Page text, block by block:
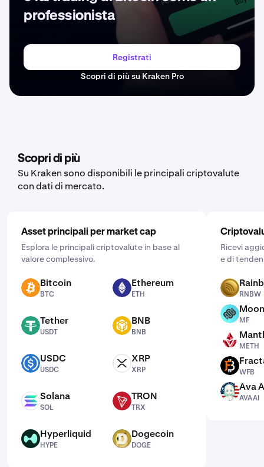
professionista
Registrati
Scopri di più su Kraken Pro
Scopri di più
Su Kraken sono disponibili le principali criptovalute
con dati di mercato.
Asset principali per market cap
Esplora le principali criptovalute in base al
valore complessivo.
BTC Bitcoin
BTC
ETH Ethereum
ETH
USDT Tether
USDT
BNB BNB
BNB
USDC USDC
USDC
XRP XRP
XRP
SOL Solana
SOL
TRX TRON
TRX
HYPE Hyperliquid
HYPE
DOGE Dogecoin
DOGE
Ricevi
e di
RNBW
RNBW
MF
MF
METH
METH
WFB
WFB
AVAAI Ava
AVAAI